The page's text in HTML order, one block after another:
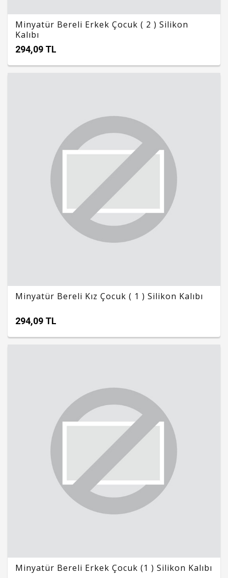
Minyatür Bereli Erkek Çocuk ( 2 ) Silikon
Kalıbı
294,09 TL
Minyatür Bereli Kız Çocuk ( 1 ) Silikon Kalıbı
294,09 TL
Minyatür Bereli Erkek Çocuk (1 ) Silikon Kalıbı